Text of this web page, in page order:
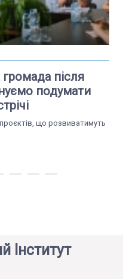
після
подумати
що розвиватимуть
Інститут